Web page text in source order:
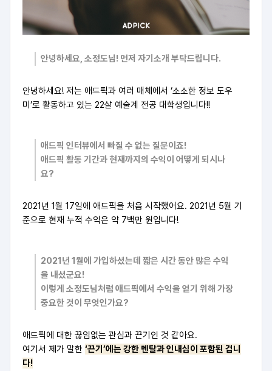
안녕하세요, 소정도님! 먼저 자기소개 부탁드립니다.
안녕하세요! 저는 애드픽과 여러 매체에서 ‘소소한 정보 도우
미’로 활동하고 있는 22살 예술계 전공 대학생입니다!!
애드픽 인터뷰에서 빠질 수 없는 질문이죠!
애드픽 활동 기간과 현재까지의 수익이 어떻게 되시나
요?
2021년 1월 17일에 애드픽을 처음 시작했어요. 2021년 5월 기
준으로 현재 누적 수익은 약 7백만 원입니다!
2021년 1월에 가입하셨는데 짧은 시간 동안 많은 수익
을 내셨군요!
이렇게 소정도님처럼 애드픽에서 수익을 얻기 위해 가장
중요한 것이 무엇인가요?
애드픽에 대한 끊임없는 관심과 끈기인 것 같아요.
여기서 제가 말한 ‘끈기’에는 강한 멘탈과 인내심이 포함된 겁니
다!